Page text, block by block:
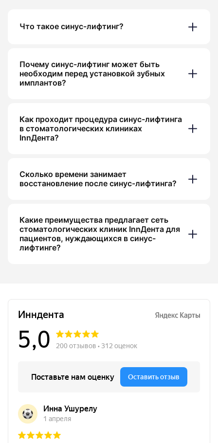
Что такое синус-лифтинг?
Почему синус-лифтинг может быть
необходим перед установкой зубных
имплантов?
Как проходит процедура синус-лифтинга
в стоматологических клиниках
InnДента?
Сколько времени занимает
восстановление после синус-лифтинга?
Какие преимущества предлагает сеть
стоматологических клиник InnДента для
пациентов, нуждающихся в синус-
лифтинге?